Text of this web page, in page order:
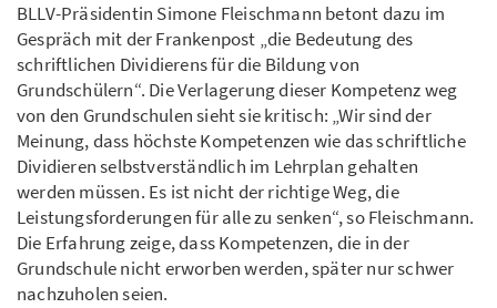
BLLV-Präsidentin Simone Fleischmann betont dazu im
Gespräch mit der Frankenpost „die Bedeutung des
schriftlichen Dividierens für die Bildung von
Grundschülern“. Die Verlagerung dieser Kompetenz weg
von den Grundschulen sieht sie kritisch: „Wir sind der
Meinung, dass höchste Kompetenzen wie das schriftliche
Dividieren selbstverständlich im Lehrplan gehalten
werden müssen. Es ist nicht der richtige Weg, die
Leistungsforderungen für alle zu senken“, so Fleischmann.
Die Erfahrung zeige, dass Kompetenzen, die in der
Grundschule nicht erworben werden, später nur schwer
nachzuholen seien.